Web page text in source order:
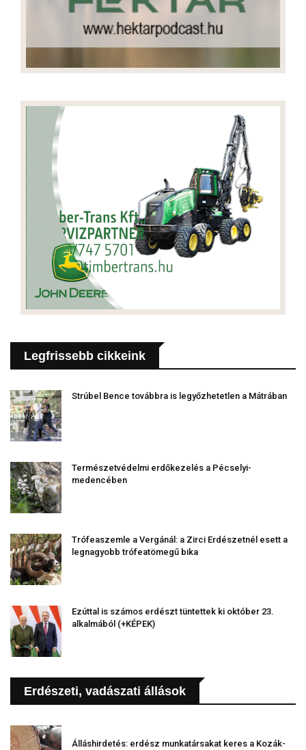
Legfrissebb cikkeink
Strúbel Bence továbbra is legyőzhetetlen a Mátrában
Természetvédelmi erdőkezelés a Pécselyi-
medencében
Trófeaszemle a Vergánál: a Zirci Erdészetnél esett a
legnagyobb trófeatömegű bika
Ezúttal is számos erdészt tüntettek ki október 23.
alkalmából (+KÉPEK)
Erdészeti, vadászati állások
Álláshirdetés: erdész munkatársakat keres a Kozák-